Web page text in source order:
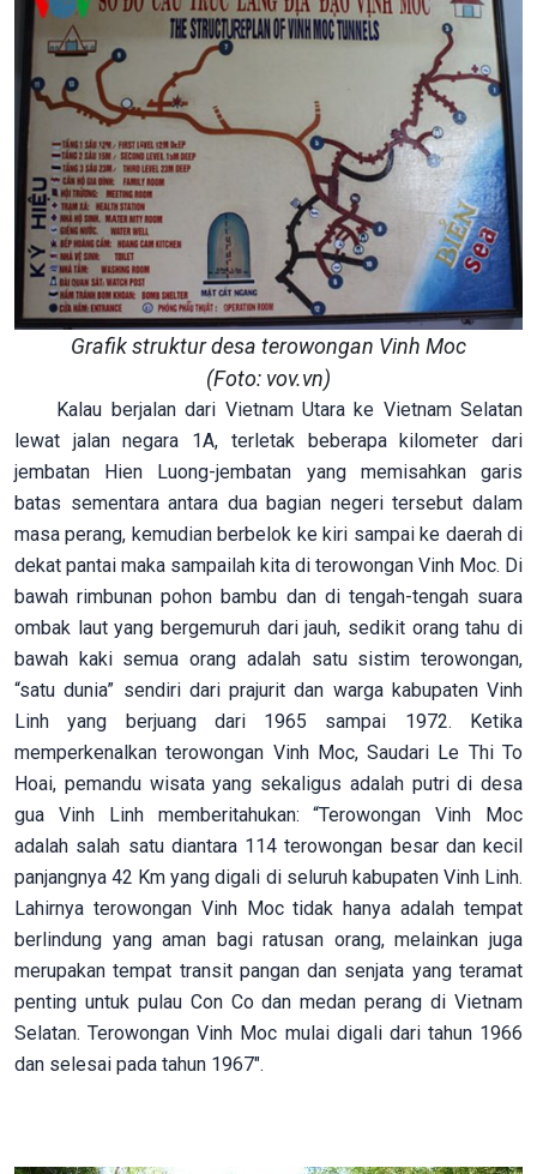
Grafik struktur desa terowongan Vinh Moc
(Foto: vov.vn)
Kalau berjalan dari Vietnam Utara ke Vietnam Selatan
lewat jalan negara 1A, terletak beberapa kilometer dari
jembatan Hien Luong-jembatan yang memisahkan garis
batas sementara antara dua bagian negeri tersebut dalam
masa perang, kemudian berbelok ke kiri sampai ke daerah di
dekat pantai maka sampailah kita di terowongan Vinh Moc. Di
bawah rimbunan pohon bambu dan di tengah-tengah suara
ombak laut yang bergemuruh dari jauh, sedikit orang tahu di
bawah kaki semua orang adalah satu sistim terowongan,
“satu dunia” sendiri dari prajurit dan warga kabupaten Vinh
Linh yang berjuang dari 1965 sampai 1972. Ketika
memperkenalkan terowongan Vinh Moc, Saudari Le Thi To
Hoai, pemandu wisata yang sekaligus adalah putri di desa
gua Vinh Linh memberitahukan: “Terowongan Vinh Moc
adalah salah satu diantara 114 terowongan besar dan kecil
panjangnya 42 Km yang digali di seluruh kabupaten Vinh Linh.
Lahirnya terowongan Vinh Moc tidak hanya adalah tempat
berlindung yang aman bagi ratusan orang, melainkan juga
merupakan tempat transit pangan dan senjata yang teramat
penting untuk pulau Con Co dan medan perang di Vietnam
Selatan. Terowongan Vinh Moc mulai digali dari tahun 1966
dan selesai pada tahun 1967".